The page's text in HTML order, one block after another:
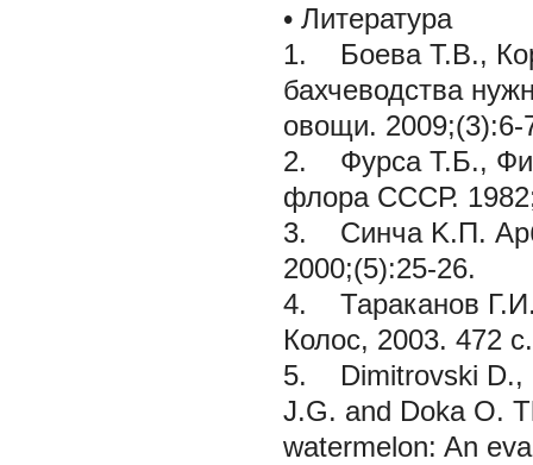
• Литература
1. Боева Т.В.,
бахчеводства
овощи. 2009;(3):6-
2. Фурса Т.Б.,
флора СССР.
3. Синча K.П.
2000;(5):25-26.
4. Тараканов
Колос, 2003. 472 с.
5. Dimitrovski D.,
J.G. and Doka O.
watermelon: An